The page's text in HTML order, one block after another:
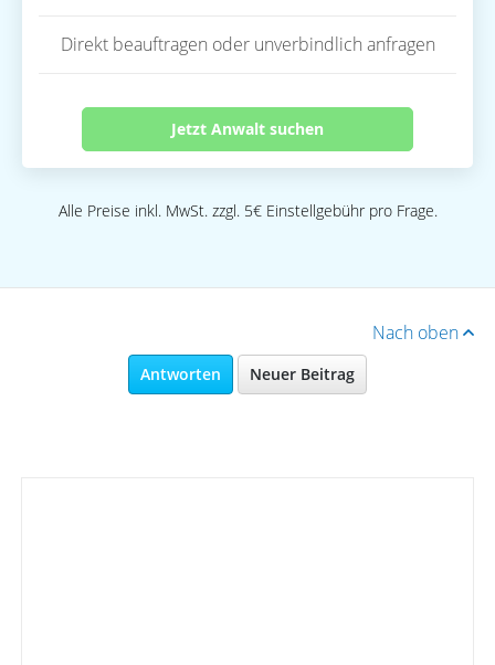
Direkt beauftragen oder unverbindlich anfragen
Jetzt Anwalt suchen
Alle Preise inkl. MwSt. zzgl. 5€ Einstellgebühr pro Frage.
Nach oben
Antworten Neuer Beitrag